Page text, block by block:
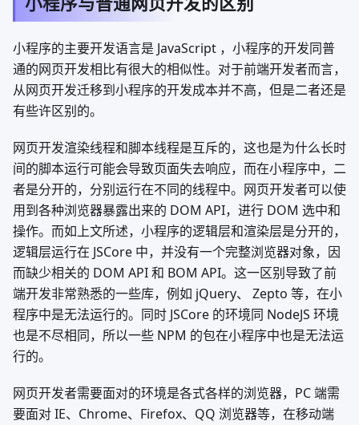
小程序的主要开发语言是 JavaScript ，小程序的开发同普
通的网页开发相比有很大的相似性。对于前端开发者而言，
从网页开发迁移到小程序的开发成本并不高，但是二者还是
有些许区别的。
网页开发渲染线程和脚本线程是互斥的，这也是为什么长时
间的脚本运行可能会导致页面失去响应，而在小程序中，二
者是分开的，分别运行在不同的线程中。网页开发者可以使
用到各种浏览器暴露出来的 DOM API，进行 DOM 选中和
操作。而如上文所述，小程序的逻辑层和渲染层是分开的，
逻辑层运行在 JSCore 中，并没有一个完整浏览器对象，因
而缺少相关的 DOM API 和 BOM API。这一区别导致了前
端开发非常熟悉的一些库，例如 jQuery、 Zepto 等，在小
程序中是无法运行的。同时 JSCore 的环境同 NodeJS 环境
也是不尽相同，所以一些 NPM 的包在小程序中也是无法运
行的。
网页开发者需要面对的环境是各式各样的浏览器，PC 端需
要面对 IE、Chrome、Firefox、QQ 浏览器等，在移动端